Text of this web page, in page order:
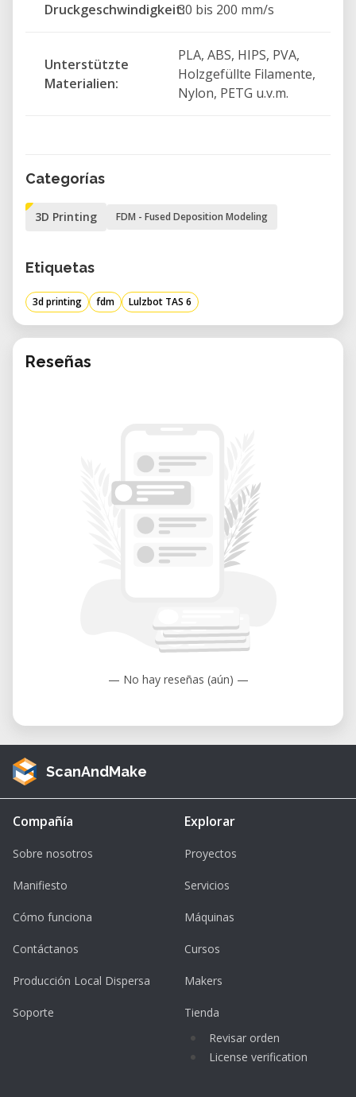
Druckgeschwindigkeit:30 bis 200 mm/s
Unterstützte
Materialien:
PLA, ABS, HIPS, PVA,
Holzgefüllte Filamente,
Nylon, PETG u.v.m.
Categorías
3D Printing FDM - Fused Deposition Modeling
Etiquetas
3d printing fdm Lulzbot TAS 6
Reseñas
— No hay reseñas (aún) —
ScanAndMake
Compañía
Sobre nosotros
Manifiesto
Cómo funciona
Contáctanos
Producción Local Dispersa
Soporte
Explorar
Proyectos
Servicios
Máquinas
Cursos
Makers
Tienda
Revisar orden
License verification